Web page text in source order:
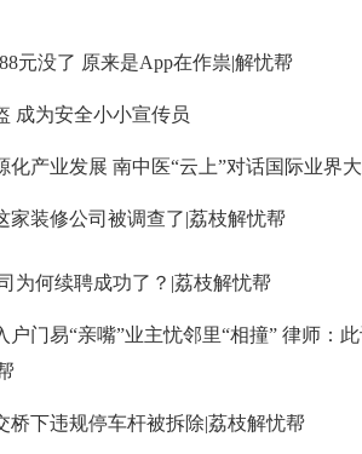
元没了 原来是App在作祟|解忧帮
成为安全小小宣传员
化产业发展 南中医“云上”对话国际业界
家装修公司被调查了|荔枝解忧帮
为何续聘成功了？|荔枝解忧帮
户门易“亲嘴”业主忧邻里“相撞” 律师：
桥下违规停车杆被拆除|荔枝解忧帮